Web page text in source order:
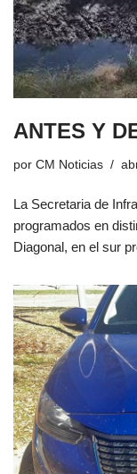
ANTES Y
por CM Noticias
La Secretaria de
programados en
Diagonal, en el sur